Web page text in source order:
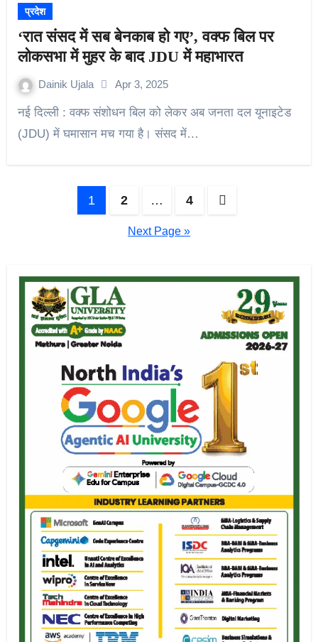
प्रदेश
‘रात संसद में सब बेनकाब हो गए’, वक्फ बिल पर
लोकसभा में मुहर के बाद JDU में महाभारत
Dainik Ujala Apr 3, 2025
नई दिल्ली : वक्फ संशोधन बिल को लेकर अब जनता दल यूनाइटेड
(JDU) में घमासान मच गया है। संसद में…
1 2 … 4
Next Page »